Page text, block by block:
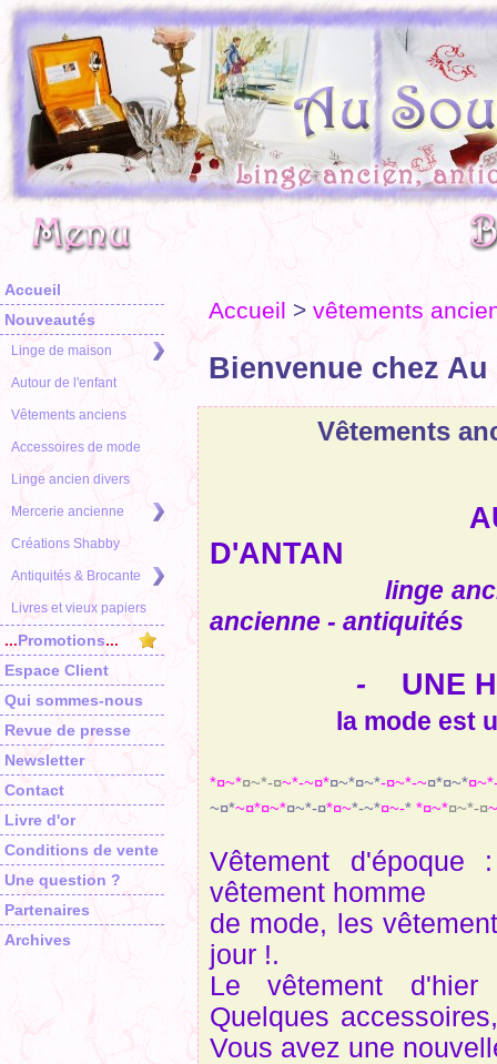
Accueil
Nouveautés
Linge de maison
Autour de l'enfant
Vêtements anciens
Accessoires de mode
Linge ancien divers
Mercerie ancienne
Créations Shabby
Antiquités & Brocante
Livres et vieux papiers
...Promotions...
Espace Client
Qui sommes-nous
Revue de presse
Newsletter
Contact
Livre d'or
Conditions de vente
Une question ?
Partenaires
Archives
Accueil > vêtements
Bienvenue chez
Vêtements
AU
D'ANTAN
linge
ancienne - antiquités
- UNE
la mode est un
*¤~*¤~*-¤~*-~¤*¤~*¤~*-¤~*-~¤*¤~*
~¤*~¤*¤~*¤~*-¤*¤~*-~*¤~-* *¤~*¤~*-¤
Vêtement
vêtement homme
de mode, les
jour !.
Le vêtement
Quelques
Vous avez une